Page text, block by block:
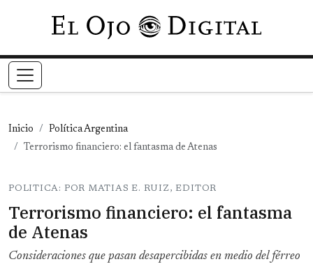
Pasar al contenido principal
Inicio
Política Argentina
Terrorismo financiero: el fantasma de Atenas
POLITICA: POR MATIAS E. RUIZ, EDITOR
Terrorismo financiero: el fantasma
de Atenas
Consideraciones que pasan desapercibidas en medio del férreo